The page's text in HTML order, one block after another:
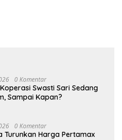
0 Komentar
Swasti Sari Sedang
Sampai Kapan?
0 Komentar
Turunkan Harga Pertamax